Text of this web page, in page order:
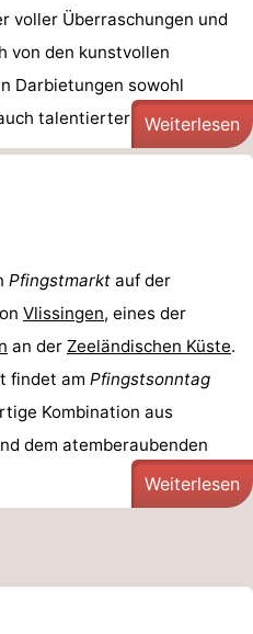
voller Überraschungen und
von den kunstvollen
Darbietungen sowohl
talentierter Amateure ...
Weiterlesen
Pfingstmarkt auf der
Vlissingen, eines der
an der Zeeländischen Küste.
findet am Pfingstsonntag
Kombination aus
dem atemberaubenden
Weiterlesen